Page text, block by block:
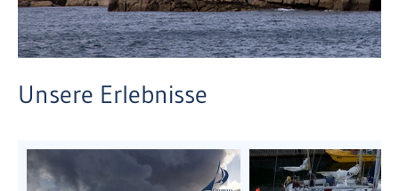
Unsere Erlebnisse